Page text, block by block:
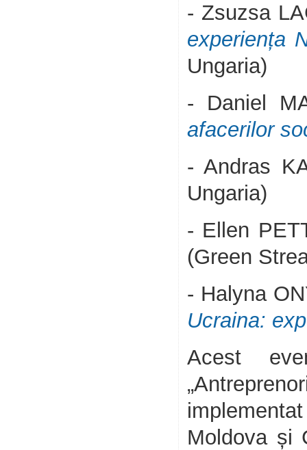
- Zsuzsa
experiența
Ungaria)
- Daniel
afacerilor
- Andras
Ungaria)
- Ellen
(Green
- Halyna
Ucraina:
Acest
Moldova și